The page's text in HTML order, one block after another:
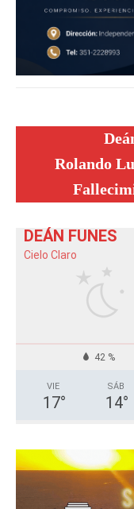
Rolando
DEÁN FUNES
Cielo Claro
42 %
VIE
17°
SÁB
14°